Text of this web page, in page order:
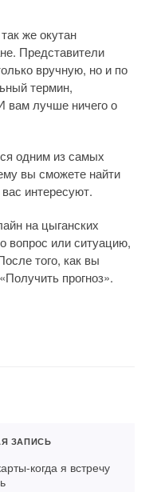
же окутан
Представители
вручную, но и по
термин,
вам лучше ничего о
одним из самых
вы сможете найти
интересуют.
на цыганских
вопрос или ситуацию,
того, как вы
прогноз».
ЗАПИСЬ
когда я встречу